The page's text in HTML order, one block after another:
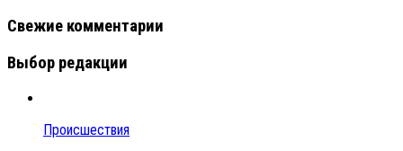
Свежие комментарии
Выбор редакции
Происшествия